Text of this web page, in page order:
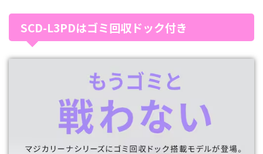
SCD-L3PDはゴミ回収ドック付き